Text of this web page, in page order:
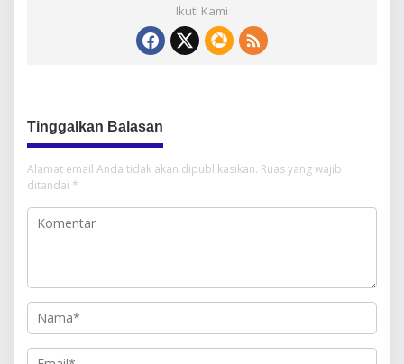
Ikuti Kami
Tinggalkan Balasan
Alamat email Anda tidak akan dipublikasikan. Ruas yang wajib
ditandai *